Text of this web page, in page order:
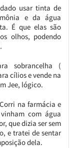
usar tinta de
e da água
É que elas são
olhos, podendo
sobrancelha (
cílios e vende na
Jee, lógico.
na farmácia e
com água
que dizia ser sem
e tratei de sentar
dela.